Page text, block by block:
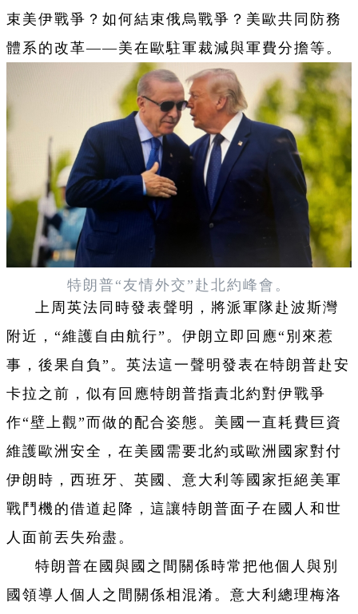
束美伊戰爭？如何結束俄烏戰爭？美歐共同防務
體系的改革——美在歐駐軍裁減與軍費分擔等。
特朗普“友情外交”赴北約峰會。
上周英法同時發表聲明，將派軍隊赴波斯灣
附近，“維護自由航行”。伊朗立即回應“別來惹
事，後果自負”。英法這一聲明發表在特朗普赴安
卡拉之前，似有回應特朗普指責北約對伊戰爭
作“壁上觀”而做的配合姿態。美國一直耗費巨資
維護歐洲安全，在美國需要北約或歐洲國家對付
伊朗時，西班牙、英國、意大利等國家拒絕美軍
戰鬥機的借道起降，這讓特朗普面子在國人和世
人面前丟失殆盡。
特朗普在國與國之間關係時常把他個人與別
國領導人個人之間關係相混淆。意大利總理梅洛